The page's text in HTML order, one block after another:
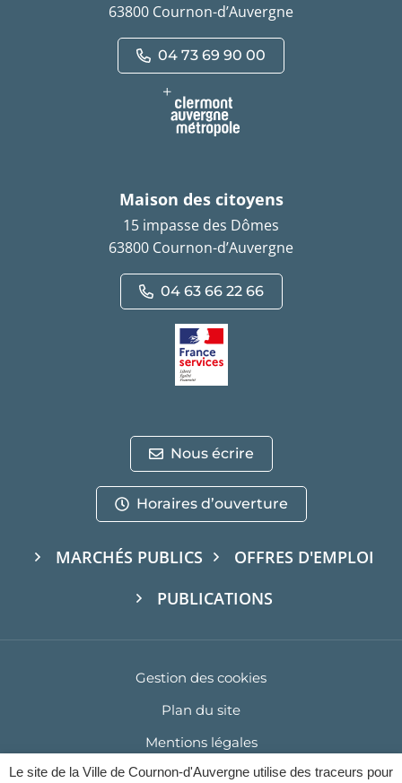
Le site de la Ville de Cournon-d'Auvergne utilise des traceurs pour
63800 Cournon-d’Auvergne
04 73 69 90 00
Maison des citoyens
15 impasse des Dômes
63800 Cournon-d’Auvergne
04 63 66 22 66
Nous écrire
Horaires d’ouverture
MARCHÉS PUBLICS
OFFRES D'EMPLOI
PUBLICATIONS
Gestion des cookies
Plan du site
Mentions légales
Politique de confidentialité